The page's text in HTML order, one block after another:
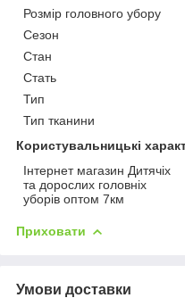
Розмір головного убору
Сезон
Стан
Стать
Тип
Тип тканини
Користувальницькі
Інтернет магазин Дитячіх
та дорослих головніх
уборів оптом 7км
Приховати
Умови доставки